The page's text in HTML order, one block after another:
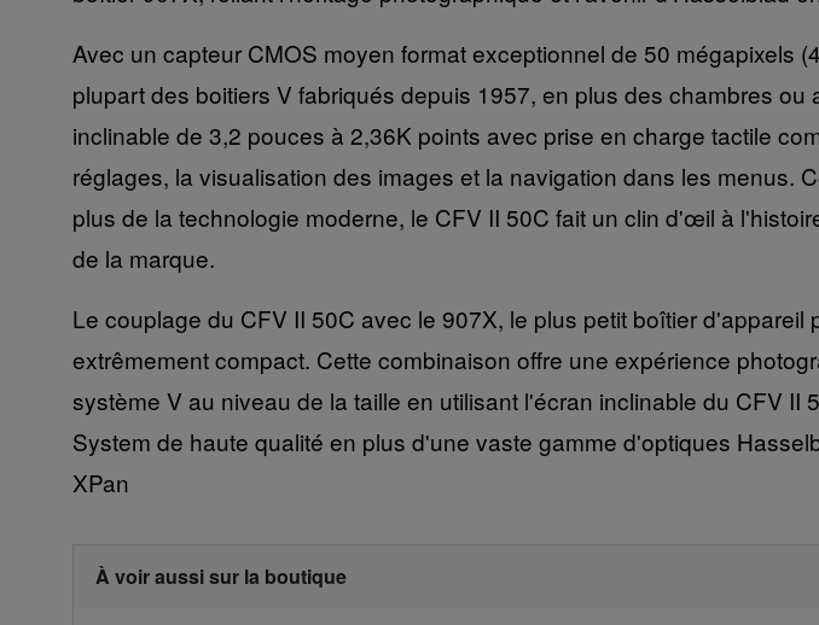
Avec un capteur CMOS moyen format exceptionnel de 50 mégapixels
plupart des boitiers V fabriqués depuis 1957, en plus des chambres
inclinable de 3,2 pouces à 2,36K points avec prise en charge tactile
réglages, la visualisation des images et la navigation dans les menus.
plus de la technologie moderne, le CFV II 50C fait un clin d'œil à
de la marque.
Le couplage du CFV II 50C avec le 907X, le plus petit boîtier
extrêmement compact. Cette combinaison offre une expérience
système V au niveau de la taille en utilisant l'écran inclinable du CFV
System de haute qualité en plus d'une vaste gamme d'optiques
XPan
À voir aussi sur la boutique